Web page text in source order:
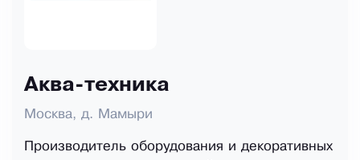
Аква-техника
Москва, д. Мамыри
Производитель оборудования и декоративных